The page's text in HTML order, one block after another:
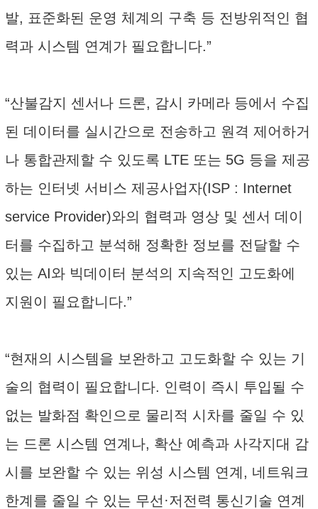
발, 표준화된 운영 체계의 구축 등 전방위적인 협
력과 시스템 연계가 필요합니다.”
“산불감지 센서나 드론, 감시 카메라 등에서 수집
된 데이터를 실시간으로 전송하고 원격 제어하거
나 통합관제할 수 있도록 LTE 또는 5G 등을 제공
하는 인터넷 서비스 제공사업자(ISP : Internet
service Provider)와의 협력과 영상 및 센서 데이
터를 수집하고 분석해 정확한 정보를 전달할 수
있는 AI와 빅데이터 분석의 지속적인 고도화에
지원이 필요합니다.”
“현재의 시스템을 보완하고 고도화할 수 있는 기
술의 협력이 필요합니다. 인력이 즉시 투입될 수
없는 발화점 확인으로 물리적 시차를 줄일 수 있
는 드론 시스템 연계나, 확산 예측과 사각지대 감
시를 보완할 수 있는 위성 시스템 연계, 네트워크
한계를 줄일 수 있는 무선·저전력 통신기술 연계